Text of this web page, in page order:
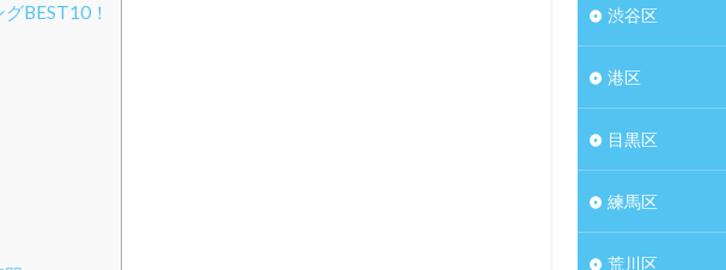
BEST10！
渋谷区
港区
目黒区
練馬区
荒川区